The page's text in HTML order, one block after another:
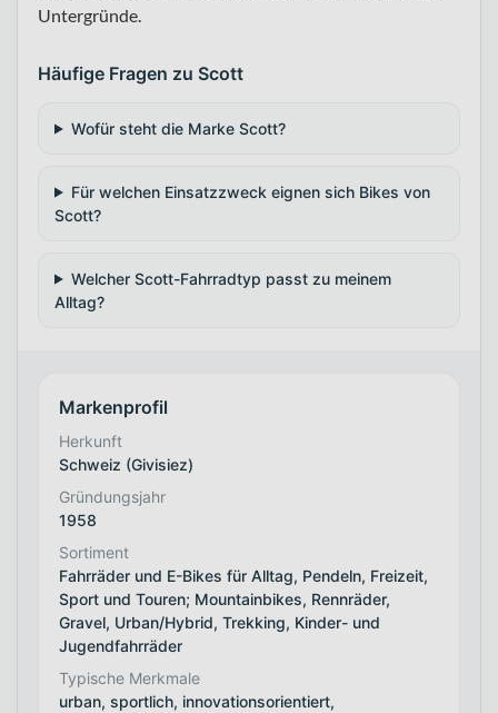
Untergründe.
Häufige Fragen zu Scott
Wofür steht die Marke Scott?
Für welchen Einsatzzweck eignen sich Bikes von
Scott?
Welcher Scott-Fahrradtyp passt zu meinem
Alltag?
Markenprofil
Herkunft
Schweiz (Givisiez)
Gründungsjahr
1958
Sortiment
Fahrräder und E-Bikes für Alltag, Pendeln, Freizeit,
Sport und Touren; Mountainbikes, Rennräder,
Gravel, Urban/Hybrid, Trekking, Kinder- und
Jugendfahrräder
Typische Merkmale
urban, sportlich, innovationsorientiert,